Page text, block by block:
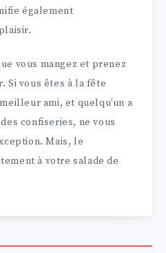
également
vous mangez et prenez
Si vous êtes à la fête
ami, et quelqu’un a
confiseries, ne vous
Mais, le
à votre salade de